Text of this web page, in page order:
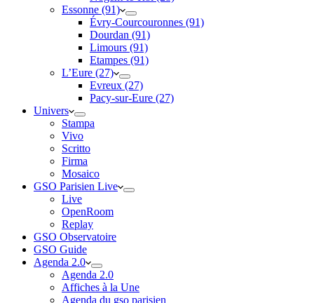
Essonne (91)
Évry-Courcouronnes (91)
Dourdan (91)
Limours (91)
Etampes (91)
L’Eure (27)
Evreux (27)
Pacy-sur-Eure (27)
Univers
Stampa
Vivo
Scritto
Firma
Mosaico
GSO Parisien Live
Live
OpenRoom
Replay
GSO Observatoire
GSO Guide
Agenda 2.0
Agenda 2.0
Affiches à la Une
Agenda du gso parisien